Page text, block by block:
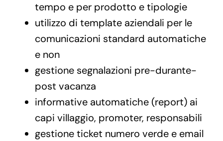
tempo e per prodotto e tipologie
utilizzo di template aziendali per le
comunicazioni standard automatiche
e non
gestione segnalazioni pre-durante-
post vacanza
informative automatiche (report) ai
capi villaggio, promoter, responsabili
gestione ticket numero verde e email